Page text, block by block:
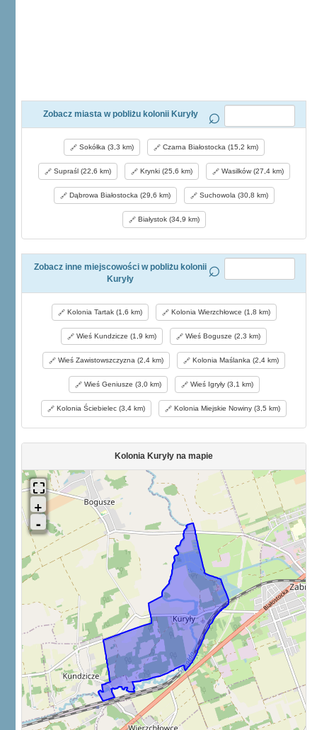
Zobacz miasta w pobliżu kolonii Kuryły
Sokółka (3,3 km) Czarna Białostocka (15,2 km)
Supraśl (22,6 km) Krynki (25,6 km) Wasilków (27,4 km)
Dąbrowa Białostocka (29,6 km) Suchowola (30,8 km)
Białystok (34,9 km)
Zobacz inne miejscowości w pobliżu kolonii
Kuryły
Kolonia Tartak (1,6 km) Kolonia Wierzchłowce (1,8 km)
Wieś Kundzicze (1,9 km) Wieś Bogusze (2,3 km)
Wieś Zawistowszczyzna (2,4 km) Kolonia Maślanka (2,4 km)
Wieś Geniusze (3,0 km) Wieś Igryły (3,1 km)
Kolonia Ściebielec (3,4 km) Kolonia Miejskie Nowiny (3,5 km)
Kolonia Kuryły na mapie